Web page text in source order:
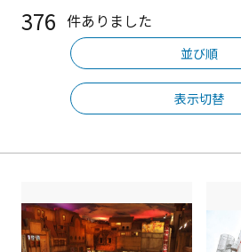
376 件ありました
並び順
表示切替